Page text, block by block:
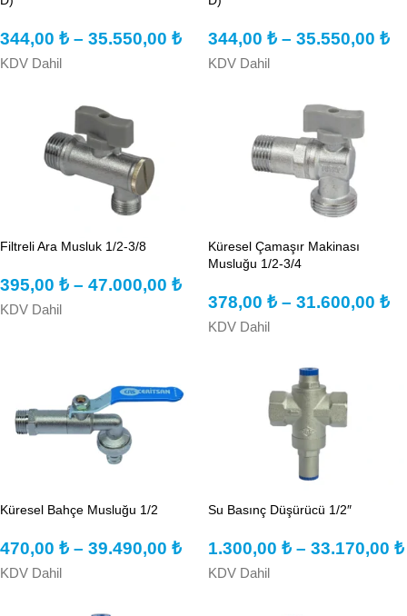
344,00 ₺ – 35.550,00 ₺
KDV Dahil
344,00 ₺ – 35.550,00 ₺
KDV Dahil
Filtreli Ara Musluk 1/2-3/8
395,00 ₺ – 47.000,00 ₺
KDV Dahil
Küresel Çamaşır Makinası
Musluğu 1/2-3/4
378,00 ₺ – 31.600,00 ₺
KDV Dahil
Küresel Bahçe Musluğu 1/2
470,00 ₺ – 39.490,00 ₺
KDV Dahil
Su Basınç Düşürücü 1/2″
1.300,00 ₺ – 33.170,00 ₺
KDV Dahil